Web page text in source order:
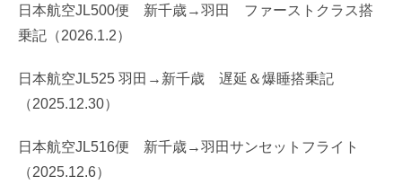
日本航空JL500便 新千歳→羽田 ファーストクラス搭
乗記（2026.1.2）
日本航空JL525 羽田→新千歳 遅延＆爆睡搭乗記
（2025.12.30）
日本航空JL516便 新千歳→羽田サンセットフライト
（2025.12.6）